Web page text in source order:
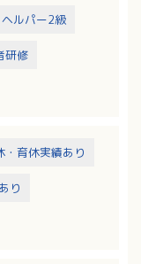
ヘルパー2級
研修
・育休実績あり
り